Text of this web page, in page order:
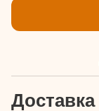
Доставка